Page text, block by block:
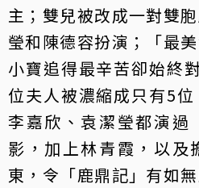
主；雙兒被改成一對雙
瑩和陳德容扮演；「最
小寶追得最辛苦卻始終
位夫人被濃縮成只有5位
李嘉欣、袁潔瑩都演過
影，加上林青霞，以及
東，令「鹿鼎記」有如